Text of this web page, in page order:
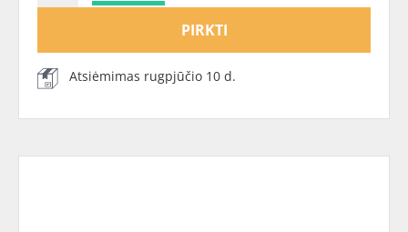
PIRKTI
Atsiėmimas rugpjūčio 10 d.